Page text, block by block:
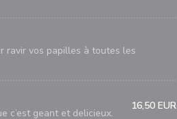
ravir vos papilles à toutes les
c’est geant et delicieux.
16,50 EUR